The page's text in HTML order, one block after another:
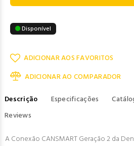
Disponível
ADICIONAR AOS FAVORITOS
ADICIONAR AO COMPARADOR
Descrição
Especificações
Reviews
A Conexão CANSMART Geração 2 da